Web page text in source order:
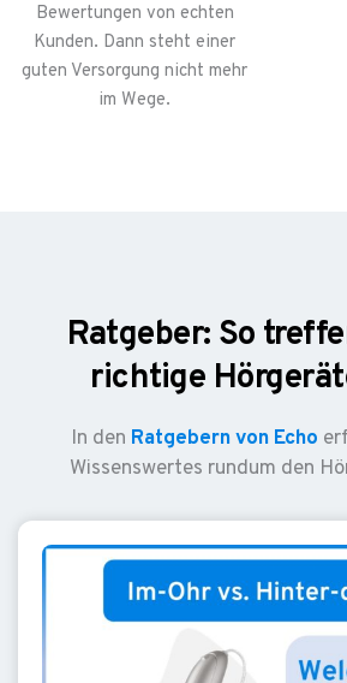
Bewertungen von echten
Kunden. Dann steht einer
guten Versorgung nicht mehr
im Wege.
Ratgeber: So
richtige
In den Ratgebern von Echo
Wissenswertes rundum den